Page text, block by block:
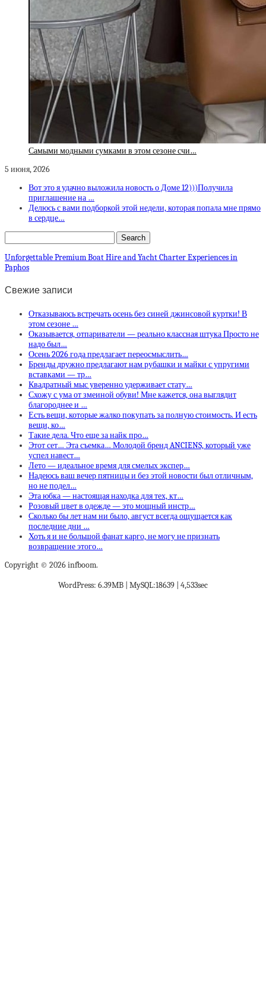
Самыми модными сумками в этом сезоне счи…
5 июня, 2026
Вот это я удачно выложила новость о Доме 12)))Получила
приглашение на …
Делюсь с вами подборкой этой недели, которая попала мне прямо
в сердце…
Unforgettable Premium Boat Hire and Yacht Charter Experiences in
Paphos
Свежие записи
Отказываюсь встречать осень без синей джинсовой куртки! В
этом сезоне …
Оказывается, отпариватели — реально классная штука Просто не
надо был…
Осень 2026 года предлагает переосмыслить…
Бренды дружно предлагают нам рубашки и майки с упругими
вставками — тр…
Квадратный мыс уверенно удерживает стату…
Схожу с ума от змеиной обуви! Мне кажется, она выглядит
благороднее и …
Есть вещи, которые жалко покупать за полную стоимость. И есть
вещи, ко…
Такие дела. Что еще за найк про…
Этот сет… Эта съемка… Молодой бренд ANCIENS, который уже
успел навест…
Лето — идеальное время для смелых экспер…
Надеюсь ваш вечер пятницы и без этой новости был отличным,
но не подел…
Эта юбка — настоящая находка для тех, кт…
Розовый цвет в одежде — это мощный инстр…
Сколько бы лет нам ни было, август всегда ощущается как
последние дни …
Хоть я и не большой фанат карго, не могу не признать
возвращение этого…
Copyright © 2026 infboom.
WordPress: 6.39MB | MySQL:18639 | 4,533sec